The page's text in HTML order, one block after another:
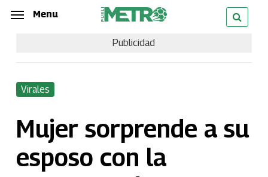
Skip
content
Menu
Publicidad
Virales
Mujer sorprende a su
esposo con la
Menu